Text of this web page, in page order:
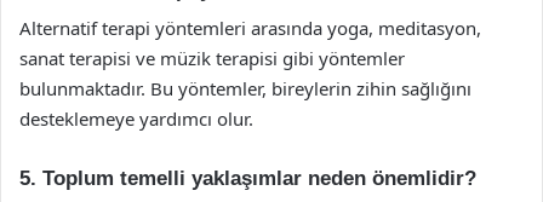
Alternatif terapi yöntemleri arasında yoga, meditasyon,
sanat terapisi ve müzik terapisi gibi yöntemler
bulunmaktadır. Bu yöntemler, bireylerin zihin sağlığını
desteklemeye yardımcı olur.
5. Toplum temelli yaklaşımlar neden önemlidir?